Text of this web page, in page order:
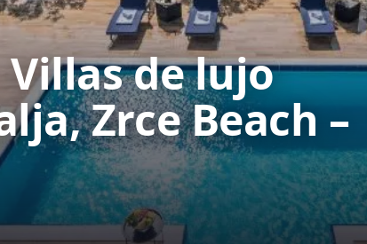
Villas de lujo
Zrce Beach –